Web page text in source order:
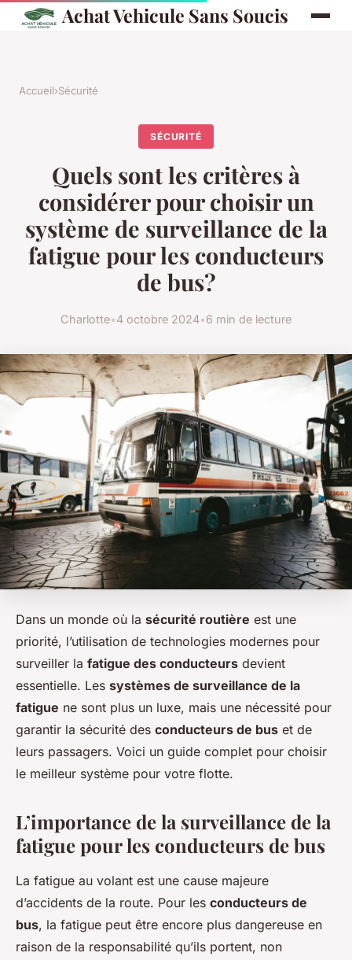
Achat Vehicule Sans Soucis
Accueil›Sécurité
SÉCURITÉ
Quels sont les critères à
considérer pour choisir un
système de surveillance de la
fatigue pour les conducteurs
de bus?
Charlotte•4 octobre 2024•6 min de lecture
Dans un monde où la sécurité routière est une
priorité, l’utilisation de technologies modernes pour
surveiller la fatigue des conducteurs devient
essentielle. Les systèmes de surveillance de la
fatigue ne sont plus un luxe, mais une nécessité pour
garantir la sécurité des conducteurs de bus et de
leurs passagers. Voici un guide complet pour choisir
le meilleur système pour votre flotte.
L’importance de la surveillance de la
fatigue pour les conducteurs de bus
La fatigue au volant est une cause majeure
d’accidents de la route. Pour les conducteurs de
bus, la fatigue peut être encore plus dangereuse en
raison de la responsabilité qu’ils portent, non